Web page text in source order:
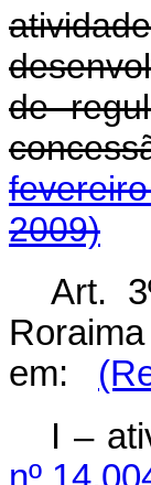
de
2009)
Art.
em:
I –